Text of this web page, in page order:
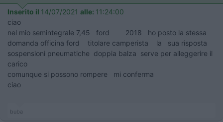
Inserito il 14/07/2021 alle: 11:24:00
ciao
nel mio semintegrale 7,45 ford 2018 ho posto la stessa
domanda officina ford titolare camperista la sua risposta
sospensioni pneumatiche doppia balza serve per alleggerire il
carico
comunque si possono rompere mi conferma
ciao
buba